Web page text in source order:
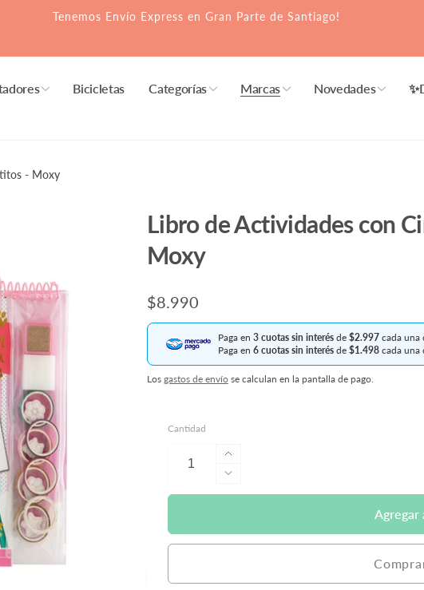
Tenemos Envío Express en Gran Parte de Santiago!
Bicicletas Categorías Marcas Novedades
- Moxy
Libro de Actividades con
Moxy
Precio
habitual
$8.990
Paga en 3 cuotas sin interésde $2.997cada una
Paga en 6 cuotas sin interésde $1.498cada una
Los gastos de envíose calculan en la pantalla de pago.
Cantidad
Aumentar
cantidad
para
Actividades
Reducir
cantidad
Libro
de
con
Agregar
- 451
La Florida RM
Tienda Green
Retiro disponible, normalmente está listo en 1
hora
Manquehue Sur 31
Las Condes RM